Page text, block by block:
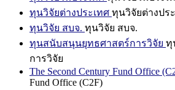
ทุนวิจัยต่างประเทศ ทุนวิจัยต่างปร
ทุนวิจัย สบจ. ทุนวิจัย สบจ.
ทุนสนับสนุนยุทธศาสตร์การวิจัย ทุ
การวิจัย
The Second Century Fund Office
Fund Office (C2F)